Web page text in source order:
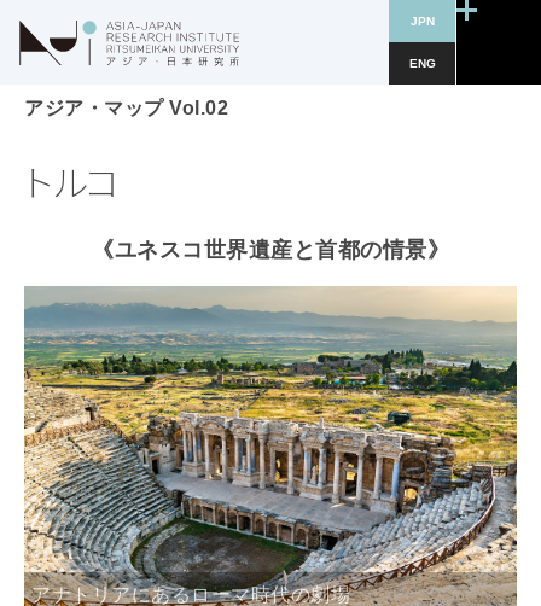
JPN
ENG
アジア・マップ Vol.02
トルコ
《ユネスコ世界遺産と首都の情景》
アナトリアにあるローマ時代の劇場